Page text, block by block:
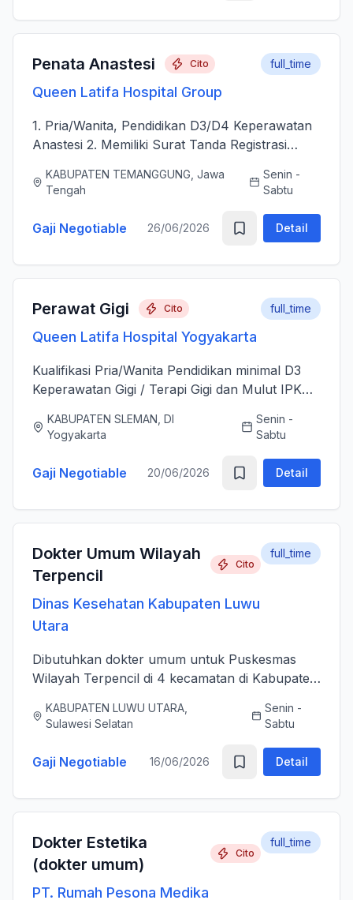
Penata Anastesi Cito
Queen Latifa Hospital Group
full_time
1. Pria/Wanita, Pendidikan D3/D4 Keperawatan
Anastesi 2. Memiliki Surat Tanda Registrasi
kepenataan anestesi sebelum, selama, dan
sesudah Tindakan Operasi 3....
KABUPATEN TEMANGGUNG, Jawa
Tengah
Senin -
Sabtu
Gaji Negotiable 26/06/2026 Detail
Perawat Gigi Cito
Queen Latifa Hospital Yogyakarta
full_time
Kualifikasi Pria/Wanita Pendidikan minimal D3
Keperawatan Gigi / Terapi Gigi dan Mulut IPK
(STR) yang masih aktif Memiliki ijazah dan
sertifikat pendu...
KABUPATEN SLEMAN, DI
Yogyakarta
Senin -
Sabtu
Gaji Negotiable 20/06/2026 Detail
Dokter Umum Wilayah
Terpencil
Cito
Dinas Kesehatan Kabupaten Luwu
Utara
full_time
Dibutuhkan dokter umum untuk Puskesmas
Wilayah Terpencil di 4 kecamatan di Kabupaten
KABUPATEN LUWU UTARA,
Sulawesi Selatan
Senin -
Sabtu
Gaji Negotiable 16/06/2026 Detail
Dokter Estetika
(dokter umum)
Cito
PT. Rumah Pesona Medika
full_time